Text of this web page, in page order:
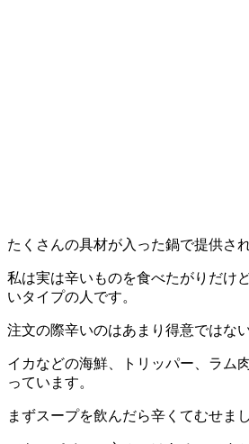
たくさんの具材が入った鍋で提供さ
私は実は辛いものを食べたがりだけ
いタイプの人です。
注文の際辛いのはあまり得意ではな
イカなどの海鮮、トリッパー、ラム
っています。
まずスープを飲んだら辛くてむせまし